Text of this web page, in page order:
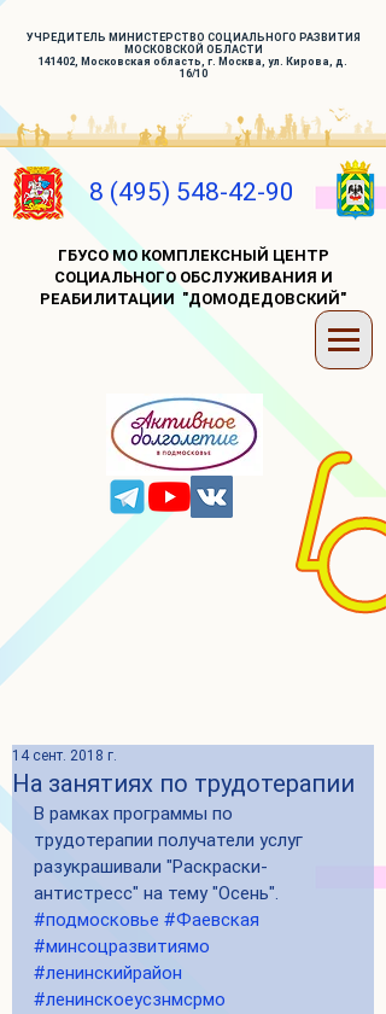
УЧРЕДИТЕЛЬ МИНИСТЕРСТВО СОЦИАЛЬНОГО РАЗВИТИЯ
МОСКОВСКОЙ ОБЛАСТИ
141402, Московская область, г. Москва, ул. Кирова, д.
16/10
8 (495) 548-42-90
ГБУСО МО КОМПЛЕКСНЫЙ ЦЕНТР
СОЦИАЛЬНОГО ОБСЛУЖИВАНИЯ И
РЕАБИЛИТАЦИИ "ДОМОДЕДОВСКИЙ"
На занятиях по трудотерапии
14 сент. 2018 г.
В рамках программы по
трудотерапии получатели услуг
разукрашивали "Раскраски-
антистресс" на тему "Осень".
#подмосковье #Фаевская
#минсоцразвитиямо
#ленинскийрайон
#ленинскоеусзнмсрмо